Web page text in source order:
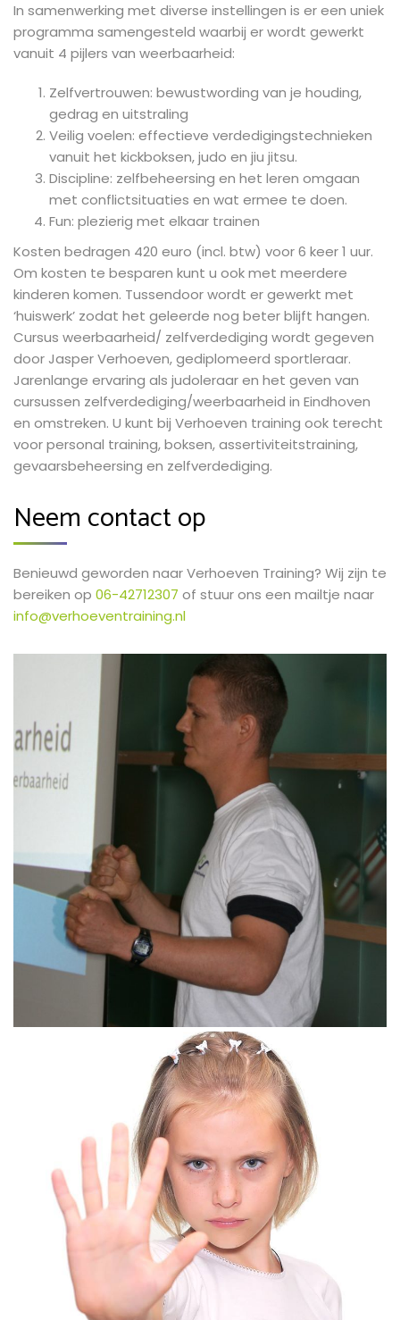
In samenwerking met diverse instellingen is er een uniek
programma samengesteld waarbij er wordt gewerkt
vanuit 4 pijlers van weerbaarheid:
Zelfvertrouwen: bewustwording van je houding,
gedrag en uitstraling
Veilig voelen: effectieve verdedigingstechnieken
vanuit het kickboksen, judo en jiu jitsu.
Discipline: zelfbeheersing en het leren omgaan
met conflictsituaties en wat ermee te doen.
Fun: plezierig met elkaar trainen
Kosten bedragen 420 euro (incl. btw) voor 6 keer 1 uur.
Om kosten te besparen kunt u ook met meerdere
kinderen komen. Tussendoor wordt er gewerkt met
‘huiswerk’ zodat het geleerde nog beter blijft hangen.
Cursus weerbaarheid/ zelfverdediging wordt gegeven
door Jasper Verhoeven, gediplomeerd sportleraar.
Jarenlange ervaring als judoleraar en het geven van
cursussen zelfverdediging/weerbaarheid in Eindhoven
en omstreken. U kunt bij Verhoeven training ook terecht
voor personal training, boksen, assertiviteitstraining,
gevaarsbeheersing en zelfverdediging.
Neem contact op
Benieuwd geworden naar Verhoeven Training? Wij zijn te
bereiken op 06-42712307 of stuur ons een mailtje naar
info@verhoeventraining.nl